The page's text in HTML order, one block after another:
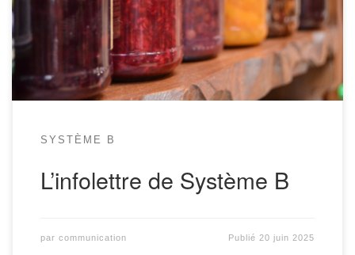
te dit ? C’est le vendredi 20 juin du côté de Thielle-Wavre. Profites-
en! […]
SYSTÈME B
L’infolettre de Système B
par communication Publié 20 juin 2025